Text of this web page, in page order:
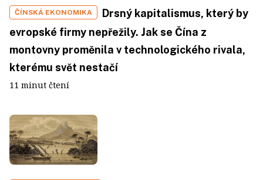
ČÍNSKÁ EKONOMIKA
Drsný kapitalismus, který by
evropské firmy nepřežily. Jak se Čína z
montovny proměnila v technologického rivala,
kterému svět nestačí
11 minut čtení